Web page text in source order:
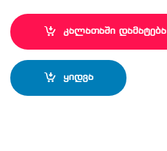
კალათაში დამატება
ყიდვა